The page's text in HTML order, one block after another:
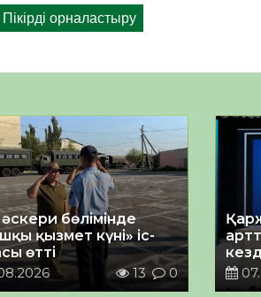
бөлімінде
қызмет күні» іс-
өтті
13 0